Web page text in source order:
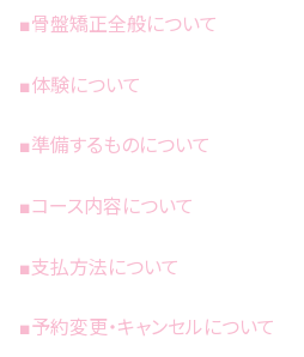
■骨盤矯正全般について
■体験について
■準備するものについて
■コース内容について
■支払方法について
■予約変更・キャンセルについて